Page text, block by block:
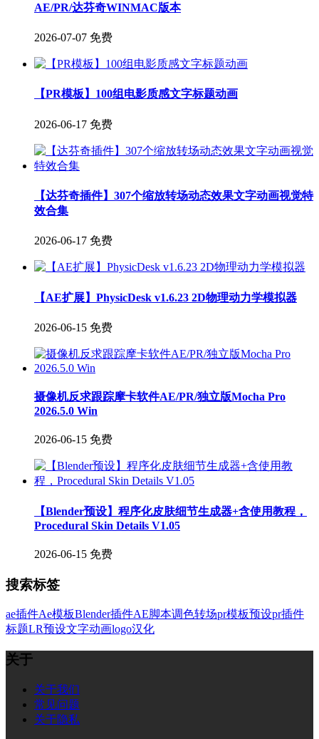
AE/PR/达芬奇WINMAC版本
2026-07-07 免费
【PR模板】100组电影质感文字标题动画
2026-06-17 免费
【达芬奇插件】307个缩放转场动态效果文字动画视觉特
效合集
2026-06-17 免费
【AE扩展】PhysicDesk v1.6.23 2D物理动力学模拟器
2026-06-15 免费
摄像机反求跟踪摩卡软件AE/PR/独立版Mocha Pro
2026.5.0 Win
2026-06-15 免费
【Blender预设】程序化皮肤细节生成器+含使用教程，
Procedural Skin Details V1.05
2026-06-15 免费
搜索标签
ae插件Ae模板Blender插件AE脚本调色转场pr模板预设pr插件
标题LR预设文字动画logo汉化
关于
关于我们
常见问题
关于隐私